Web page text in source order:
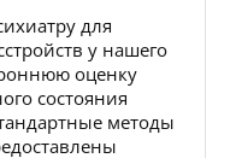
для
у нашего
оценку
состояния
методы